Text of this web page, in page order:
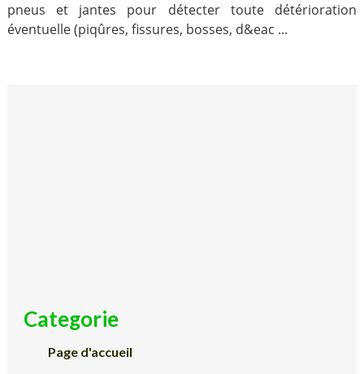
pneus et jantes pour détecter toute détérioration
éventuelle (piqûres, fissures, bosses, d&eac ...
Categorie
Page d'accueil